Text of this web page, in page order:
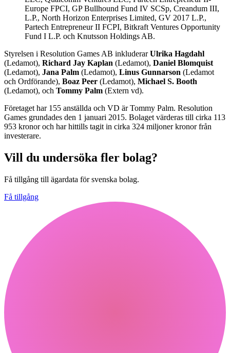
Europe FPCI, GP Bullhound Fund IV SCSp, Creandum III,
L.P., North Horizon Enterprises Limited, GV 2017 L.P.,
Partech Entrepreneur II FCPI, Bitkraft Ventures Opportunity
Fund I L.P. och Knutsson Holdings AB.
Styrelsen i Resolution Games AB inkluderarUlrika Hagdahl
(Ledamot), Richard Jay Kaplan (Ledamot), Daniel Blomquist
(Ledamot), Jana Palm (Ledamot), Linus Gunnarson (Ledamot
och Ordförande), Boaz Peer (Ledamot), Michael S. Booth
(Ledamot), och Tommy Palm (Extern vd).
Företaget har 155 anställda och VD är Tommy Palm. Resolution
Games grundades den 1 januari 2015. Bolaget värderas till cirka 113
953 kronor och har hittills tagit in cirka 324 miljoner kronor från
investerare.
Vill du undersöka fler bolag?
Få tillgång till ägardata för svenska bolag.
Få tillgång